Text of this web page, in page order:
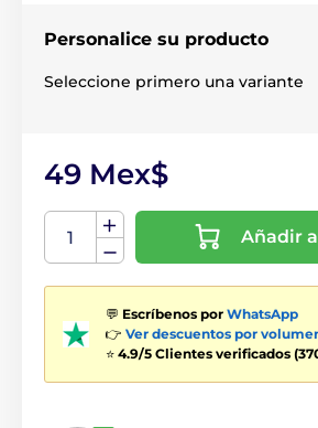
Personalice su producto
Seleccione primero una variante
49 Mex$
Añadir
💬 Escríbenos por WhatsApp
👉 Ver descuentos por
⭐ 4.9/5 Clientes verificados